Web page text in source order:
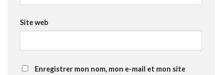
Site web
Enregistrer mon nom, mon e-mail et mon site